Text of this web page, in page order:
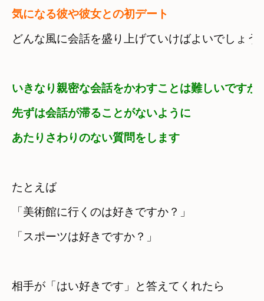
気になる彼や彼女との初デート
どんな風に会話を盛り上げていけばよいでしょう
いきなり親密な会話をかわすことは難しいですか
先ずは会話が滞ることがないように
あたりさわりのない質問をします
たとえば
「美術館に行くのは好きですか？」
「スポーツは好きですか？」
相手が「はい好きです」と答えてくれたら